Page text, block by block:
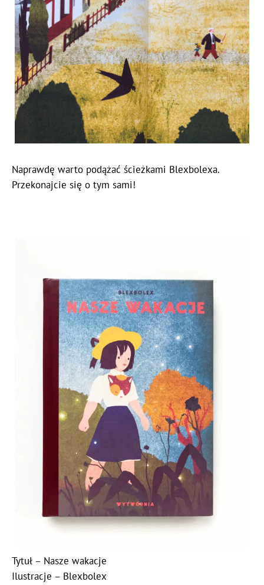
Naprawdę warto podążać ścieżkami Blexbolexa.
Przekonajcie się o tym sami!
Tytuł – Nasze wakacje
Ilustracje – Blexbolex